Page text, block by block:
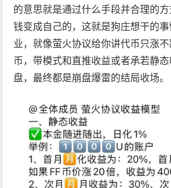
的意思就是通过什么手段并合理的
钱变成自己的，这就是狗庄想干的
业，就像萤火协议给你讲代币只涨
币，带模式和直推收益或者承若静
盘，最终都是崩盘爆雷的结局收场。